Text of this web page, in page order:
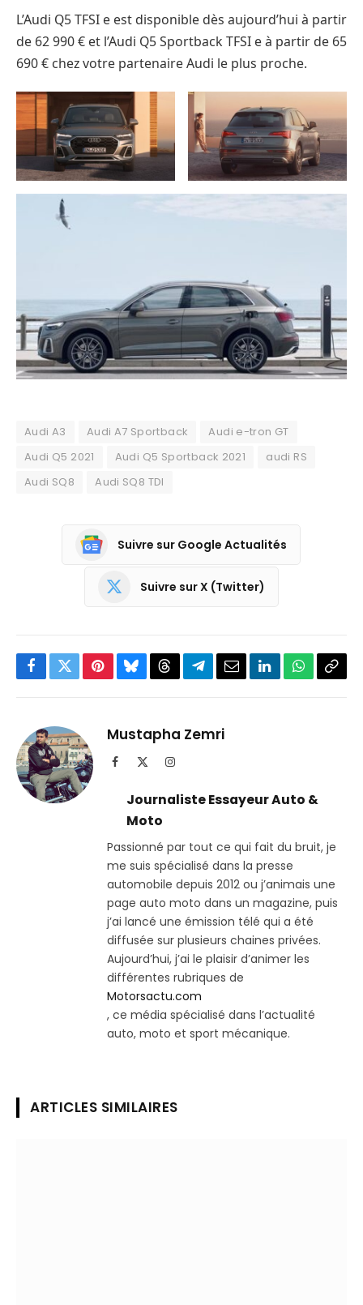
L’Audi Q5 TFSI e est disponible dès aujourd’hui à partir
de 62 990 € et l’Audi Q5 Sportback TFSI e à partir de 65
690 € chez votre partenaire Audi le plus proche.
Audi A3 Audi A7 Sportback
Audi e-tron GT
Audi Q5 2021
Audi Q5 Sportback 2021
audi RS
Audi SQ8
Audi SQ8 TDI
Suivre sur Google Actualités
Suivre sur X (Twitter)
Facebook
TwitterPinterestBlueskyThreadsPartager
Telegram
EmailLinkedInWhatsApp
Mustapha Zemri
Facebook Instagram
Journaliste Essayeur Auto &
Moto
Passionné par tout ce qui fait du bruit, je
me suis spécialisé dans la presse
automobile depuis 2012 ou j’animais une
page auto moto dans un magazine, puis
j’ai lancé une émission télé qui a été
diffusée sur plusieurs chaines privées.
Aujourd’hui, j’ai le plaisir d’animer les
différentes rubriques de
Motorsactu.com
, ce média spécialisé dans l’actualité
auto, moto et sport mécanique.
ARTICLES SIMILAIRES